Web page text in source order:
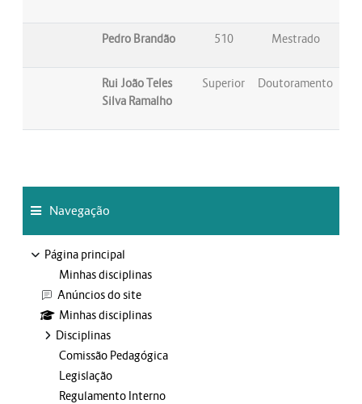
Pedro Brandão 510 Mestrado
Rui João Teles
Silva Ramalho
Superior Doutoramento
BlocosNavegação
Página principal
Minhas disciplinas
Anúncios do site
Minhas disciplinas
Disciplinas
Comissão Pedagógica
Legislação
Regulamento Interno